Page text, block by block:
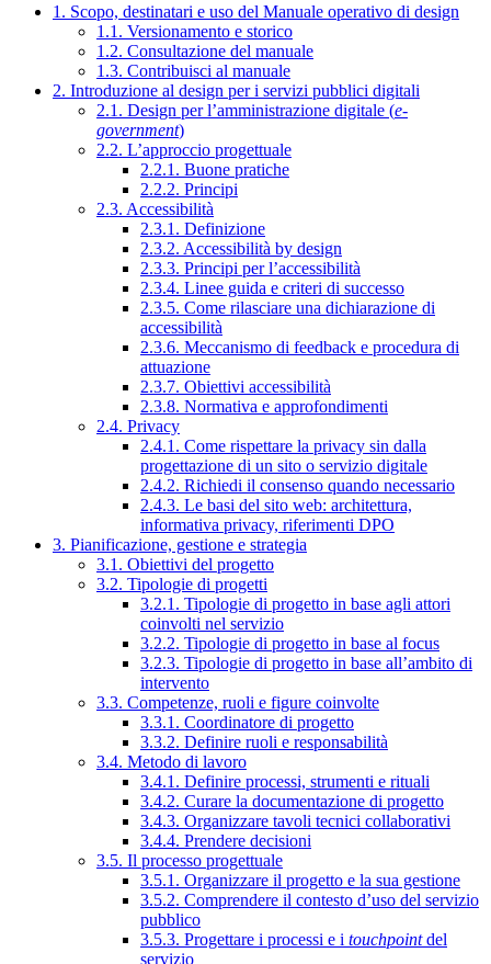
1. Scopo, destinatari e uso del Manuale operativo di design
1.1. Versionamento e storico
1.2. Consultazione del manuale
1.3. Contribuisci al manuale
2. Introduzione al design per i servizi pubblici digitali
2.1. Design per l’amministrazione digitale (e-
government)
2.2. L’approccio progettuale
2.2.1. Buone pratiche
2.2.2. Principi
2.3. Accessibilità
2.3.1. Definizione
2.3.2. Accessibilità by design
2.3.3. Principi per l’accessibilità
2.3.4. Linee guida e criteri di successo
2.3.5. Come rilasciare una dichiarazione di
accessibilità
2.3.6. Meccanismo di feedback e procedura di
attuazione
2.3.7. Obiettivi accessibilità
2.3.8. Normativa e approfondimenti
2.4. Privacy
2.4.1. Come rispettare la privacy sin dalla
progettazione di un sito o servizio digitale
2.4.2. Richiedi il consenso quando necessario
2.4.3. Le basi del sito web: architettura,
informativa privacy, riferimenti DPO
3. Pianificazione, gestione e strategia
3.1. Obiettivi del progetto
3.2. Tipologie di progetti
3.2.1. Tipologie di progetto in base agli attori
coinvolti nel servizio
3.2.2. Tipologie di progetto in base al focus
3.2.3. Tipologie di progetto in base all’ambito di
intervento
3.3. Competenze, ruoli e figure coinvolte
3.3.1. Coordinatore di progetto
3.3.2. Definire ruoli e responsabilità
3.4. Metodo di lavoro
3.4.1. Definire processi, strumenti e rituali
3.4.2. Curare la documentazione di progetto
3.4.3. Organizzare tavoli tecnici collaborativi
3.4.4. Prendere decisioni
3.5. Il processo progettuale
3.5.1. Organizzare il progetto e la sua gestione
3.5.2. Comprendere il contesto d’uso del servizio
pubblico
3.5.3. Progettare i processi e i touchpointdel
servizio